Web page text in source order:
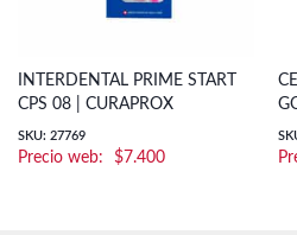
INTERDENTAL PRIME START
CPS 08 | CURAPROX
SKU: 27769
$7.400